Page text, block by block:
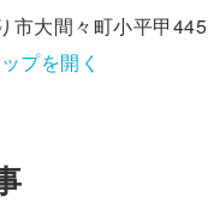
市大間々町小平甲445
プを開く